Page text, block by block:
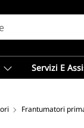
Servizi E
Frantumatori